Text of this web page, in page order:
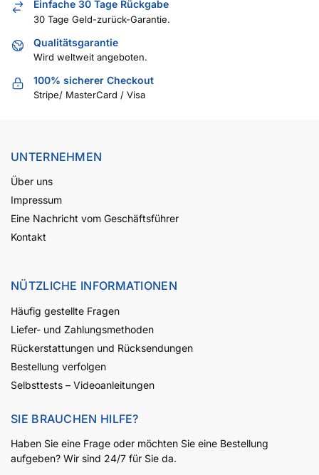
Einfache 30 Tage Rückgabe
30 Tage Geld-zurück-Garantie.
Qualitätsgarantie
Wird weltweit angeboten.
100% sicherer Checkout
Stripe/ MasterCard / Visa
UNTERNEHMEN
Über uns
Impressum
Eine Nachricht vom Geschäftsführer
Kontakt
NÜTZLICHE INFORMATIONEN
Häufig gestellte Fragen
Liefer- und Zahlungsmethoden
Rückerstattungen und Rücksendungen
Bestellung verfolgen
Selbsttests – Videoanleitungen
SIE BRAUCHEN HILFE?
Haben Sie eine Frage oder möchten Sie eine Bestellung
aufgeben? Wir sind 24/7 für Sie da.